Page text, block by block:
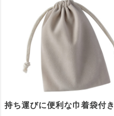
持ち運びに便利な巾着袋付き